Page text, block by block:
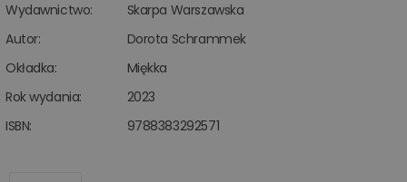
Wydawnictwo:
Skarpa Warszawska
Autor:
Dorota Schrammek
Okładka:
Miękka
Rok wydania:
2023
ISBN:
9788383292571